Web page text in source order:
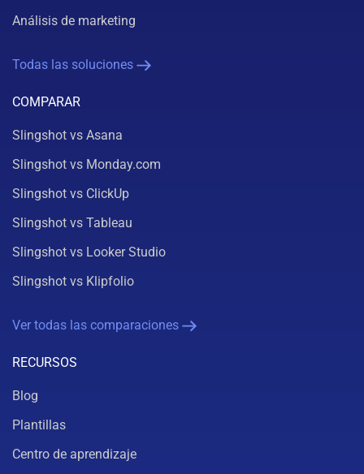
Análisis de marketing
Todas las soluciones
COMPARAR
Slingshot vs Asana
Slingshot vs Monday.com
Slingshot vs ClickUp
Slingshot vs Tableau
Slingshot vs Looker Studio
Slingshot vs Klipfolio
Ver todas las comparaciones
RECURSOS
Blog
Plantillas
Centro de aprendizaje